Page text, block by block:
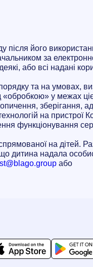
після його
за
або всі надані
та на умовах,
у межах
зберігання,
на пристрої
функціонування
на дітей.
дитина надала
або